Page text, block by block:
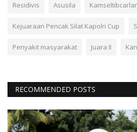
Residivis Asusila
Kejuaraan Pencak Silat Kapolri Cup
Penyakit masyarakat Juara II
RECOMMENDED POSTS